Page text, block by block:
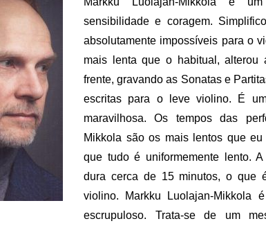
sensibilidade e coragem.
absolutamente impossíveis para o
mais lenta que o habitual, alterou
frente, gravando as Sonatas e
escritas para o leve violino. É
maravilhosa. Os tempos das
Mikkola são os mais lentos que
que tudo é uniformemente lento.
dura cerca de 15 minutos, o que
violino. Markku Luolajan-Mikkola
escrupuloso. Trata-se de um